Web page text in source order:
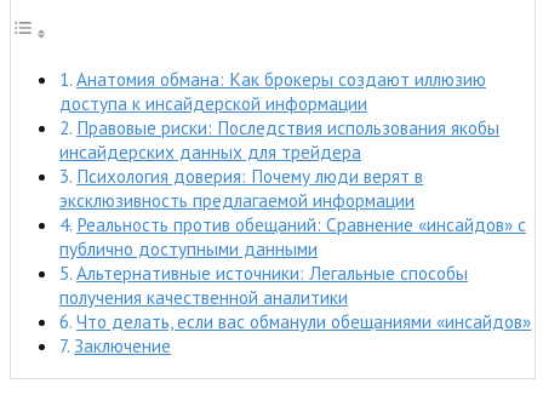
Анатомия обмана: Как брокеры создают иллюзию
доступа к инсайдерской информации
Правовые риски: Последствия использования якобы
инсайдерских данных для трейдера
Психология доверия: Почему люди верят в
эксклюзивность предлагаемой информации
Реальность против обещаний: Сравнение «инсайдов» с
публично доступными данными
Альтернативные источники: Легальные способы
получения качественной аналитики
Что делать, если вас обманули обещаниями «инсайдов»
Заключение